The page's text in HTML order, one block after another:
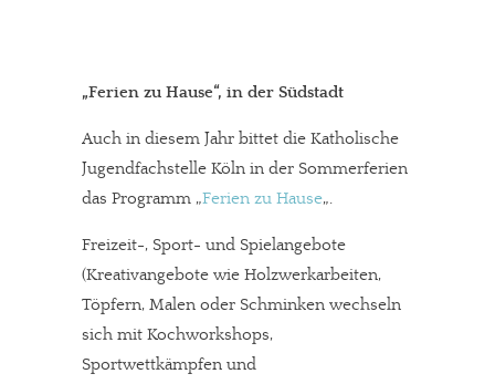
„Ferien zu Hause“, in der Südstadt
Auch in diesem Jahr bittet die Katholische
Jugendfachstelle Köln in der Sommerferien
das Programm „Ferien zu Hause„.
Freizeit-, Sport- und Spielangebote
(Kreativangebote wie Holzwerkarbeiten,
Töpfern, Malen oder Schminken wechseln
sich mit Kochworkshops,
Sportwettkämpfen und